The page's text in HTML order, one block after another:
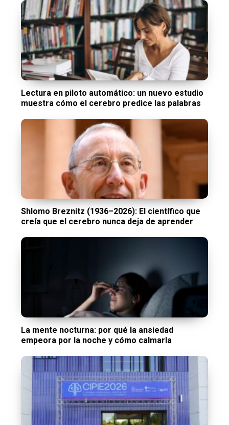
Lectura en piloto automático: un nuevo estudio
muestra cómo el cerebro predice las palabras
Shlomo Breznitz (1936–2026): El científico que
creía que el cerebro nunca deja de aprender
La mente nocturna: por qué la ansiedad
empeora por la noche y cómo calmarla